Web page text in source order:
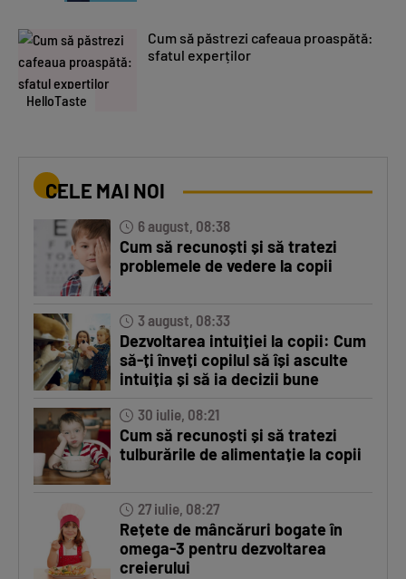
HelloTaste
Cum să păstrezi cafeaua proaspătă:
sfatul experților
CELE MAI NOI
6 august, 08:38
Cum să recunoști și să tratezi
problemele de vedere la copii
3 august, 08:33
Dezvoltarea intuiției la copii: Cum
să-ți înveți copilul să își asculte
intuiția și să ia decizii bune
30 iulie, 08:21
Cum să recunoști și să tratezi
tulburările de alimentație la copii
27 iulie, 08:27
Rețete de mâncăruri bogate în
omega-3 pentru dezvoltarea
creierului